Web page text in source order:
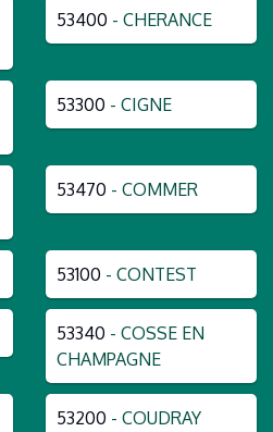
53400 - CHERANCE
53300 - CIGNE
53470 - COMMER
53100 - CONTEST
53340 - COSSE EN
CHAMPAGNE
53200 - COUDRAY